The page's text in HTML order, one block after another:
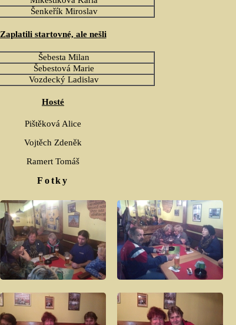
Šenkeřík Miroslav
Zaplatili startovné, ale nešli
Šebesta Milan
Šebestová Marie
Vozdecký Ladislav
Hosté
Pištěková Alice
Vojtěch Zdeněk
Ramert Tomáš
Fotky